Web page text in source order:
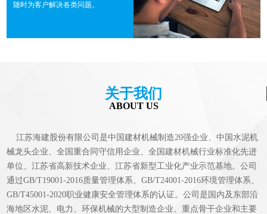
随时为客户解决各类问题。
关于我们
ABOUT US
江苏海建股份有限公司是中国建材机械制造20强企业、中国水泥机
械龙头企业、全国重合同守信用企业、全国建材机械行业标准化先进
单位、江苏省高新技术企业、江苏省新型工业化产业示范基地。公司
通过GB/T19001-2016质量管理体系、GB/T24001-2016环境管理体系、
GB/T45001-2020职业健康安全管理体系的认证。公司是国内及东部沿
海地区水泥、电力、环保机械的大型制造企业、重点骨干企业和主要